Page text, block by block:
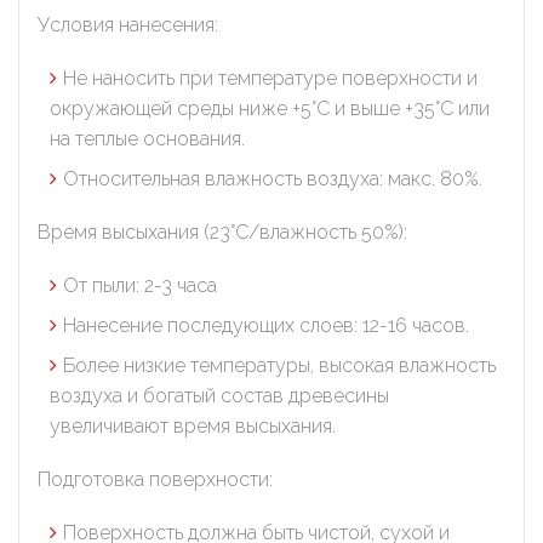
Условия нанесения:
Не наносить при температуре поверхности и
окружающей среды ниже +5°С и выше +35°С или
на теплые основания.
Относительная влажность воздуха: макс. 80%.
Время высыхания (23°C/влажность 50%):
От пыли: 2-3 часа
Нанесение последующих слоев: 12-16 часов.
Более низкие температуры, высокая влажность
воздуха и богатый состав древесины
увеличивают время высыхания.
Подготовка поверхности:
Поверхность должна быть чистой, сухой и
целевой аудитории и в рекламных целях, например
Яндекс.Метрика, Google Analytics.
10. Общество может использовать файлы cookie для
molo.by» на сторонних веб-сайтах. Например, если
может встретить рекламу на некоторых сторонних веб-
для отслеживания эффективности своих рекламных
объявлений. Такие файлы cookie, например, запоминают, с
помощью каких браузеров пользователи посещают сайты
Общества. С помощью данной процедуры Общество
также регулирует и оценивает эффективность рекламной
cookie: